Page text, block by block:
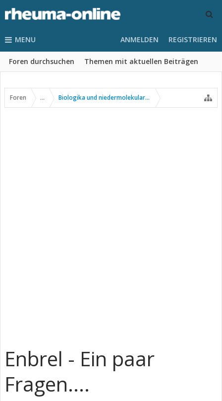
MENU
Foren durchsuchen Themen mit aktuellen Beiträgen
ANMELDEN REGISTRIEREN
Foren ... Biologika und niedermolekulare Wirkstoffe
Enbrel - Ein paar
Fragen....